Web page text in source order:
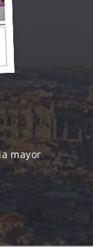
mayor